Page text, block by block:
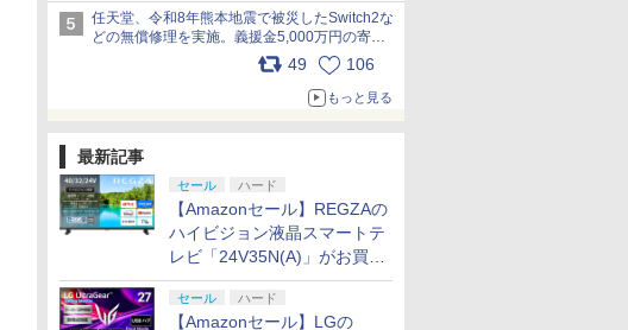
任天堂、令和8年熊本地震で被災したSwitch2な
どの無償修理を実施。義援金5,000万円の寄付
も発表 pic.x.com/BAYsMfUfUC
49 106
もっと見る
最新記事
セール ハード
【Amazonセール】REGZAの
ハイビジョン液晶スマートテ
レビ「24V35N(A)」がお買い
得！
セール ハード
【Amazonセール】LGの